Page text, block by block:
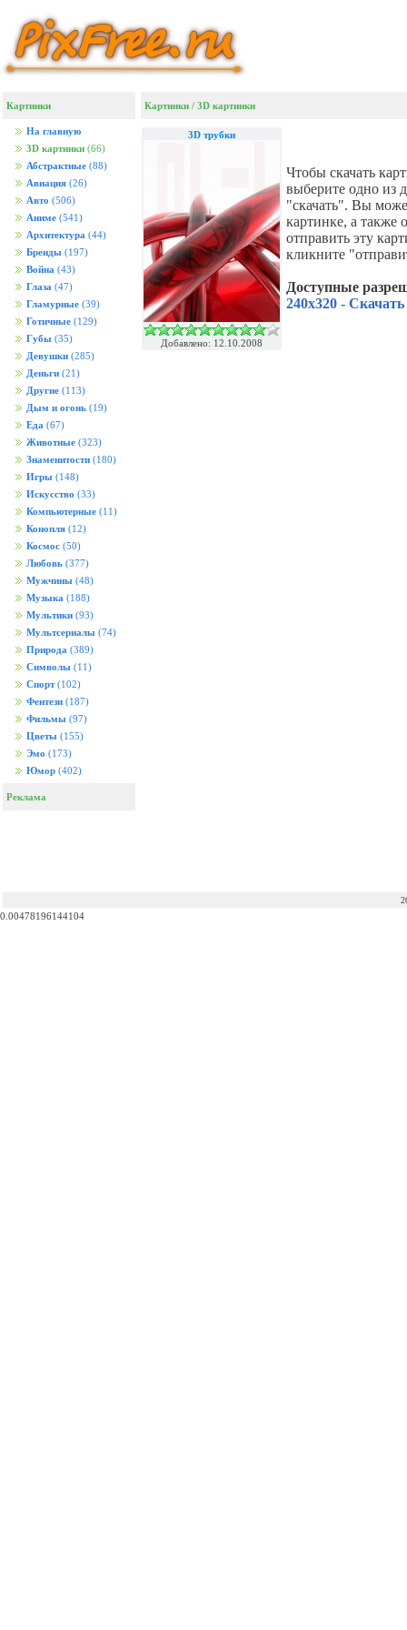
Картинки
На главную
3D картинки (66)
Абстрактные (88)
Авиация (26)
Авто (506)
Аниме (541)
Архитектура (44)
Бренды (197)
Война (43)
Глаза (47)
Гламурные (39)
Готичные (129)
Губы (35)
Девушки (285)
Деньги (21)
Другие (113)
Дым и огонь (19)
Еда (67)
Животные (323)
Знаменитости (180)
Игры (148)
Искусство (33)
Компьютерные (11)
Конопля (12)
Космос (50)
Любовь (377)
Мужчины (48)
Музыка (188)
Мультики (93)
Мультсериалы (74)
Природа (389)
Символы (11)
Спорт (102)
Фентези (187)
Фильмы (97)
Цветы (155)
Эмо (173)
Юмор (402)
Реклама
Картинки / 3D картинки
3D трубки
Добавлено: 12.10.2008
Чтобы скачать
выберите одно из
"скачать". Вы
картинке, а также
отправить эту
кликните
Доступные
240x320 - Скачать
0.00478196144104